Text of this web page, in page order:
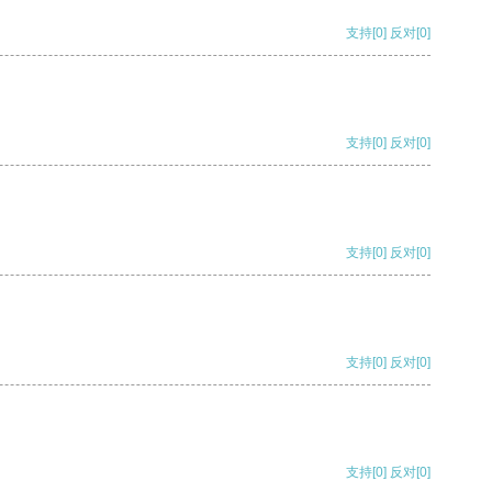
支持[0] 反对[0]
支持[0] 反对[0]
支持[0] 反对[0]
支持[0] 反对[0]
支持[0] 反对[0]